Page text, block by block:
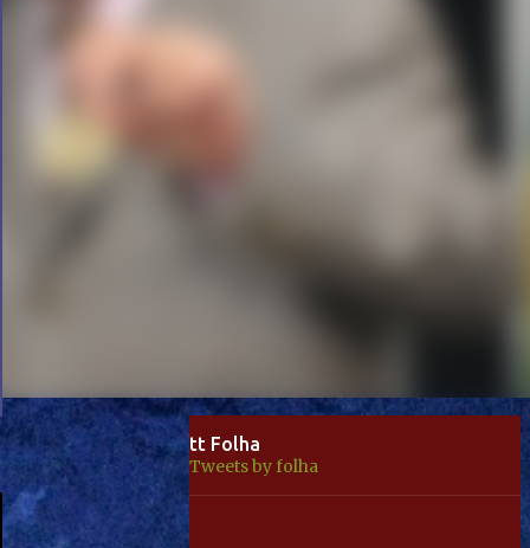
tt Folha
Tweets by folha